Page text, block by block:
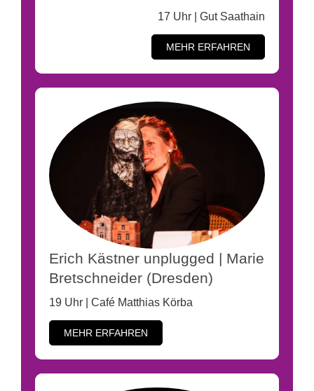
17 Uhr | Gut Saathain
MEHR ERFAHREN
Erich Kästner unplugged | Marie
Bretschneider (Dresden)
19 Uhr | Café Matthias Körba
MEHR ERFAHREN